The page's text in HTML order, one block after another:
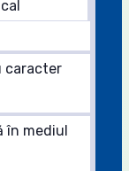
caracter
în mediul